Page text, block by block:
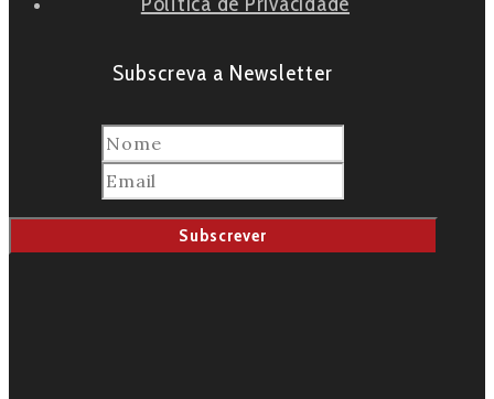
Subscreva a Newsletter